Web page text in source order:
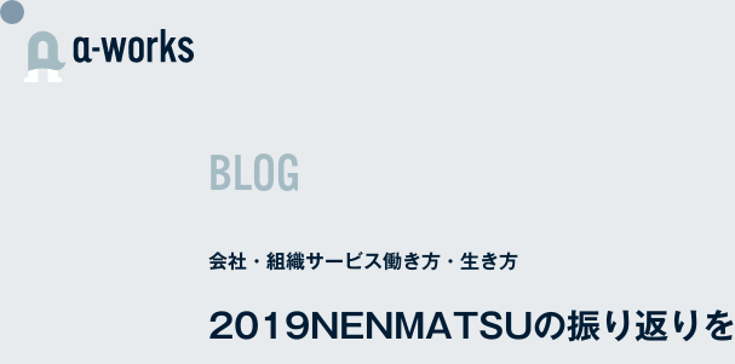
内
BLOG
会社・組織サービス働き方・生き方
2019NENMATSUの振り返りを